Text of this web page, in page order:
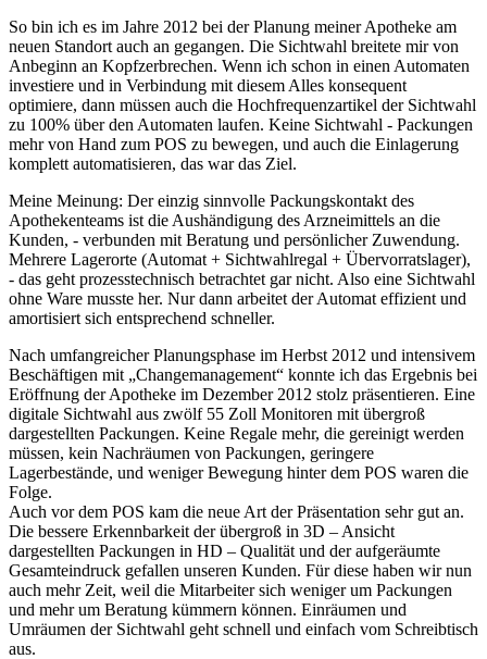
So bin ich es im Jahre 2012 bei der Planung meiner Apotheke am
neuen Standort auch an gegangen. Die Sichtwahl breitete mir von
Anbeginn an Kopfzerbrechen. Wenn ich schon in einen Automaten
investiere und in Verbindung mit diesem Alles konsequent
optimiere, dann müssen auch die Hochfrequenzartikel der Sichtwahl
zu 100% über den Automaten laufen. Keine Sichtwahl - Packungen
mehr von Hand zum POS zu bewegen, und auch die Einlagerung
komplett automatisieren, das war das Ziel.
Meine Meinung: Der einzig sinnvolle Packungskontakt des
Apothekenteams ist die Aushändigung des Arzneimittels an die
Kunden, - verbunden mit Beratung und persönlicher Zuwendung.
Mehrere Lagerorte (Automat + Sichtwahlregal + Übervorratslager),
- das geht prozesstechnisch betrachtet gar nicht. Also eine Sichtwahl
ohne Ware musste her. Nur dann arbeitet der Automat effizient und
amortisiert sich entsprechend schneller.
Nach umfangreicher Planungsphase im Herbst 2012 und intensivem
Beschäftigen mit „Changemanagement“ konnte ich das Ergebnis bei
Eröffnung der Apotheke im Dezember 2012 stolz präsentieren. Eine
digitale Sichtwahl aus zwölf 55 Zoll Monitoren mit übergroß
dargestellten Packungen. Keine Regale mehr, die gereinigt werden
müssen, kein Nachräumen von Packungen, geringere
Lagerbestände, und weniger Bewegung hinter dem POS waren die
Folge.
Auch vor dem POS kam die neue Art der Präsentation sehr gut an.
Die bessere Erkennbarkeit der übergroß in 3D – Ansicht
dargestellten Packungen in HD – Qualität und der aufgeräumte
Gesamteindruck gefallen unseren Kunden. Für diese haben wir nun
auch mehr Zeit, weil die Mitarbeiter sich weniger um Packungen
und mehr um Beratung kümmern können. Einräumen und
Umräumen der Sichtwahl geht schnell und einfach vom Schreibtisch
aus.